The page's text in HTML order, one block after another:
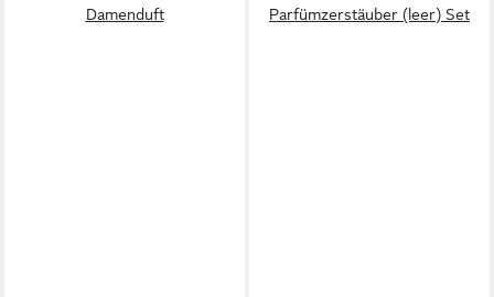
Damenduft Parfümzerstäuber (leer) Set